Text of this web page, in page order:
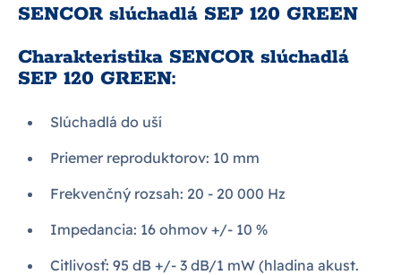
SENCOR slúchadlá SEP 120 GREEN
Charakteristika SENCOR slúchadlá
SEP 120 GREEN:
Slúchadlá do uší
Priemer reproduktorov: 10 mm
Frekvenčný rozsah: 20 - 20 000 Hz
Impedancia: 16 ohmov +/- 10 %
Citlivosť: 95 dB +/- 3 dB/1 mW (hladina akust.